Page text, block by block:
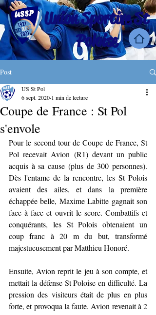
Union Sportive St
Poloise
Post
Coupe de France : St Pol
s'envole
US St Pol
6 sept. 2020 1 min de lecture
Pour le second tour de Coupe de France, St
Pol recevait Avion (R1) devant un public
acquis à sa cause (plus de 300 personnes).
Dès l'entame de la rencontre, les St Polois
avaient des ailes, et dans la première
échappée belle, Maxime Labitte gagnait son
face à face et ouvrit le score. Combattifs et
conquérants, les St Polois obtenaient un
coup franc à 20 m du but, transformé
majestueusement par Matthieu Honoré.
Ensuite, Avion reprit le jeu à son compte, et
mettait la défense St Poloise en difficulté. La
pression des visiteurs était de plus en plus
forte, et provoqua la faute. Avion revenait à 2